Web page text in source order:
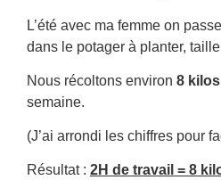
L’été avec ma femme on
dans le potager à planter,
Nous récoltons environ 8
semaine.
(J’ai arrondi les chiffres pour
Résultat : 2H de travail = 8